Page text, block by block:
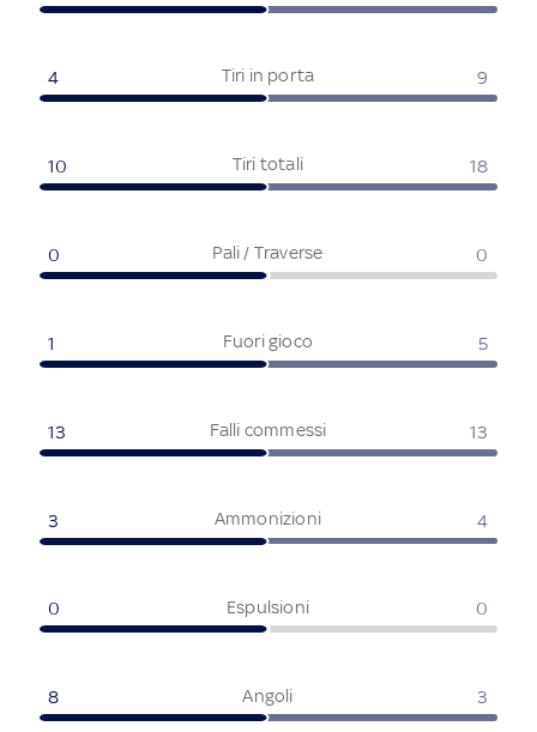
Tiri in porta
4 9
Tiri totali
10 18
Pali / Traverse
0 0
Fuori gioco
1 5
Falli commessi
13 13
Ammonizioni
3 4
Espulsioni
0 0
Angoli
8 3